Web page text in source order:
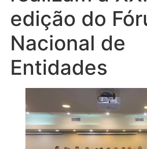
edição do
Nacional de
Entidades